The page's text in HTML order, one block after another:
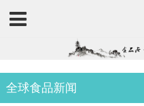
全球食品新闻